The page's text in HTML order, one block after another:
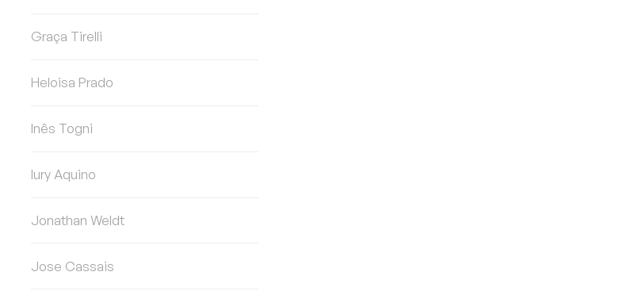
Graça Tirelli
Heloisa Prado
Inês Togni
Iury Aquino
Jonathan Weldt
Jose Cassais